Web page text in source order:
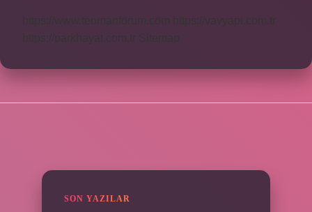
https://www.teomanforum.com
https://vavyapi.com.tr
https://parkhayat.com.tr
Sitemap
SON YAZILAR